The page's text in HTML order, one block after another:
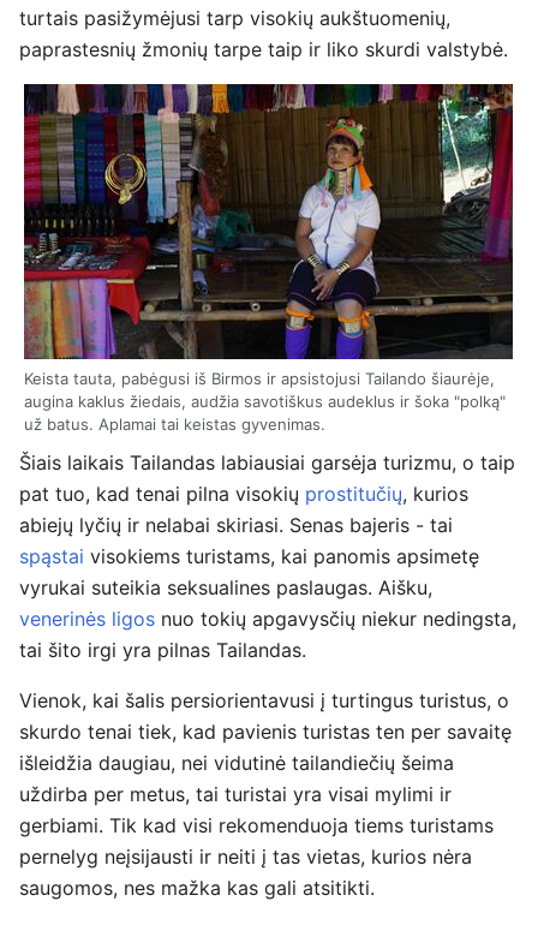
turtais pasižymėjusi tarp visokių aukštuomenių,
paprastesnių žmonių tarpe taip ir liko skurdi valstybė.
Keista tauta, pabėgusi iš Birmos ir apsistojusi Tailando šiaurėje,
augina kaklus žiedais, audžia savotiškus audeklus ir šoka "polką"
už batus. Aplamai tai keistas gyvenimas.
Šiais laikais Tailandas labiausiai garsėja turizmu, o taip
pat tuo, kad tenai pilna visokių prostitučių, kurios
abiejų lyčių ir nelabai skiriasi. Senas bajeris - tai
spąstai visokiems turistams, kai panomis apsimetę
vyrukai suteikia seksualines paslaugas. Aišku,
venerinės ligos nuo tokių apgavysčių niekur nedingsta,
tai šito irgi yra pilnas Tailandas.
Vienok, kai šalis persiorientavusi į turtingus turistus, o
skurdo tenai tiek, kad pavienis turistas ten per savaitę
išleidžia daugiau, nei vidutinė tailandiečių šeima
uždirba per metus, tai turistai yra visai mylimi ir
gerbiami. Tik kad visi rekomenduoja tiems turistams
pernelyg neįsijausti ir neiti į tas vietas, kurios nėra
saugomos, nes mažka kas gali atsitikti.